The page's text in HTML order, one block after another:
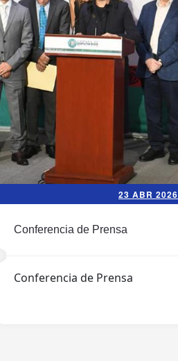
23 ABR 2026
Conferencia de Prensa
Conferencia de Prensa